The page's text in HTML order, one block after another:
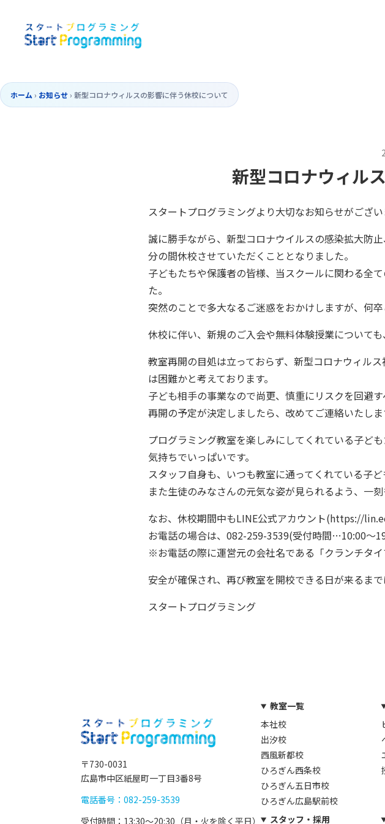
ホーム › お知らせ› 新型コロナウィルスの影響に伴う休校について
新型コロナウィル
スタートプログラミングより大切なお知らせがござい
誠に勝手ながら、新型コロナウイルスの感染拡大防
分の間休校させていただくこととなりました。
子どもたちや保護者の皆様、当スクールに関わる全
た。
突然のことで多大なるご迷惑をおかけしますが、何
休校に伴い、新規のご入会や無料体験授業について
教室再開の目処は立っておらず、新型コロナウィル
は困難かと考えております。
子ども相手の事業なので尚更、慎重にリスクを回避す
再開の予定が決定しましたら、改めてご連絡いたしま
プログラミング教室を楽しみにしてくれている子ど
気持ちでいっぱいです。
スタッフ自身も、いつも教室に通ってくれている子
また生徒のみなさんの元気な姿が見られるよう、一
なお、休校期間中もLINE公式アカウント(https://
お電話の場合は、082-259-3539(受付時間…10:00〜
※お電話の際に運営元の会社名である「クランチタイ
安全が確保され、再び教室を開校できる日が来るま
スタートプログラミング
〒730-0031
広島市中区紙屋町一丁目3番8号
電話番号：082-259-3539
受付時間：13:30〜20:30（月・火を除く平日）
教室一覧
本社校
出汐校
西風新都校
ひろぎん西条校
ひろぎん五日市校
ひろぎん広島駅前校
スタッフ・採用